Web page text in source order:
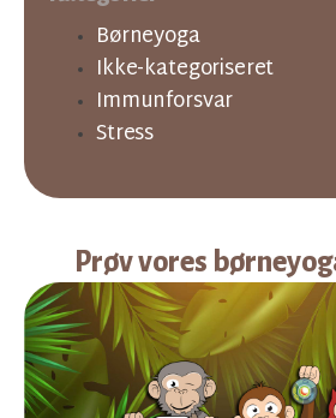
Børneyoga
Ikke-kategoriseret
Immunforsvar
Stress
Prøv vores